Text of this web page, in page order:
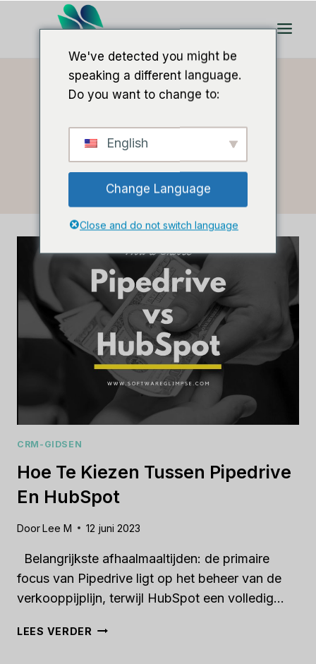
CRM Hoe Te Kiezen
CRM-GIDSEN
Hoe Te Kiezen Tussen Pipedrive
En HubSpot
DoorLee M 12 juni 2023
Belangrijkste afhaalmaaltijden: de primaire
focus van Pipedrive ligt op het beheer van de
verkooppijplijn, terwijl HubSpot een volledig...
LEES VERDER HOE
We've detected you might be
speaking a different language.
Do you want to change to:
English
Change Language
Close and do not switch language